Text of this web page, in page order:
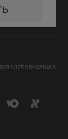
слабовидящих